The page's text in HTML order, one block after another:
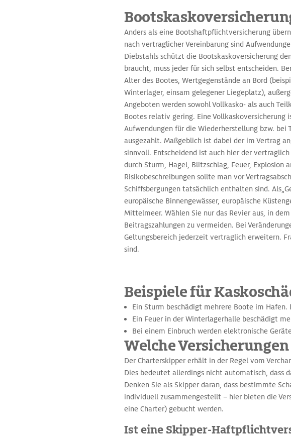
Anders als eine Bootshaftpflichtversicherung
nach vertraglicher Vereinbarung sind
Diebstahls schützt die Bootskaskoversicherung
braucht, muss jeder für sich selbst entscheiden.
Alter des Bootes, Wertgegenstände an Bord
Winterlager, einsam gelegener Liegeplatz),
Angeboten werden sowohl Vollkasko- als auch
Bootes relativ gering. Eine Vollkaskoversicherung
Aufwendungen für die Wiederherstellung bzw. bei
ausgezahlt. Maßgeblich ist dabei der im Vertrag
sinnvoll. Entscheidend ist auch hier der
durch Sturm, Hagel, Blitzschlag, Feuer, Explosion
Risikobeschreibungen sollte man vor
Schiffsbergungen tatsächlich enthalten sind.
europäische Binnengewässer, europäische
Mittelmeer. Wählen Sie nur das Revier aus, in
Beitragszahlungen zu vermeiden. Bei
Geltungsbereich jederzeit vertraglich erweitern.
sind.
Beispiele für
Ein Sturm beschädigt mehrere Boote im
Ein Feuer in der Winterlagerhalle beschädigt
Bei einem Einbruch werden elektronische
Welche
Der Charterskipper erhält in der Regel vom
Dies bedeutet allerdings nicht automatisch, dass
Denken Sie als Skipper daran, dass bestimmte
individuell zusammengestellt – hier bieten die
eine Charter) gebucht werden.
Ist eine Skipper-